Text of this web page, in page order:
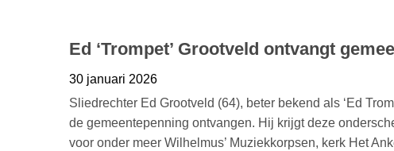
Ed ‘Trompet’ Grootveld ontvangt
30 januari 2026
Sliedrechter Ed Grootveld (64), beter bekend als ‘Ed
de gemeentepenning ontvangen. Hij krijgt deze
voor onder meer Wilhelmus’ Muziekkorpsen, kerk Het